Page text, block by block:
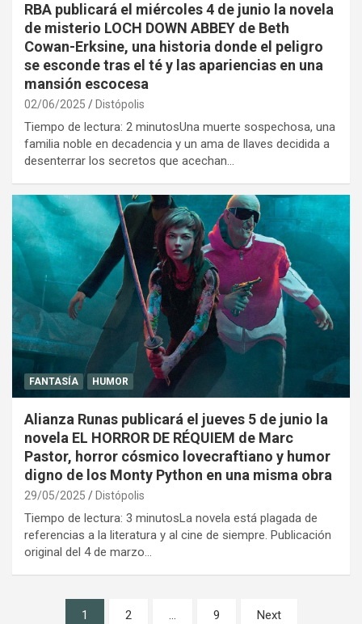
RBA publicará el miércoles 4 de junio la novela
de misterio LOCH DOWN ABBEY de Beth
Cowan-Erksine, una historia donde el peligro
se esconde tras el té y las apariencias en una
mansión escocesa
02/06/2025 Distópolis
Tiempo de lectura: 2 minutosUna muerte sospechosa, una
familia noble en decadencia y un ama de llaves decidida a
desenterrar los secretos que acechan…
FANTASÍA HUMOR
Alianza Runas publicará el jueves 5 de junio la
novela EL HORROR DE RÉQUIEM de Marc
Pastor, horror cósmico lovecraftiano y humor
digno de los Monty Python en una misma obra
29/05/2025 Distópolis
Tiempo de lectura: 3 minutosLa novela está plagada de
referencias a la literatura y al cine de siempre. Publicación
original del 4 de marzo…
Paginación
1 2 … 9 Next